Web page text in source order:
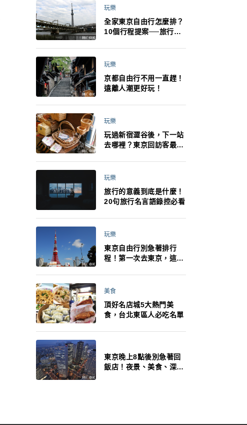
最高還罰百萬！注意事項
玩樂
全家東京自由行怎麼排？
10個行程提案──旅行不
法！
玩樂
京都自由行不用一直趕！
遠離人潮更好玩！
玩樂
玩過新宿澀谷後，下一站
去哪裡？東京回訪客最推
玩樂
旅行的意義到底是什麼！
20句旅行名言語錄控必看
玩樂
東京自由行別急著排行
程！第一次去東京，這10
美食
頂好名店城5大熱門美
食，台北東區人必吃名單
東京晚上8點後別急著回
飯店！夜景、美食、深夜